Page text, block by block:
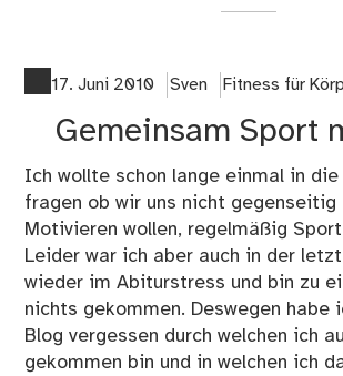
17. Juni 2010 Sven Fitness für
Gemeinsam Sport
Ich wollte schon lange einmal in
fragen ob wir uns nicht gegenseitig
Motivieren wollen, regelmäßig
Leider war ich aber auch in der
wieder im Abiturstress und bin zu
nichts gekommen. Deswegen habe
Blog vergessen durch welchen ich
gekommen bin und in welchen ich